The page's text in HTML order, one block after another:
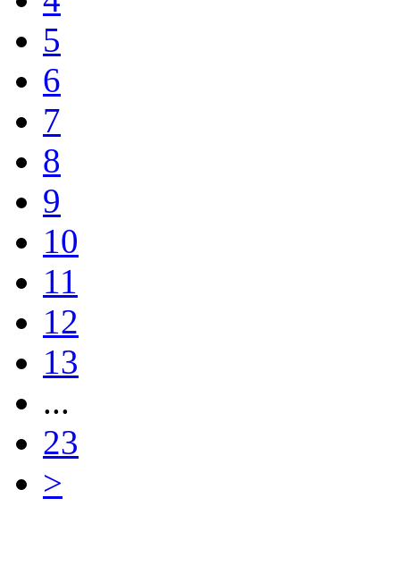
5
6
7
8
9
10
11
12
13
...
23
>